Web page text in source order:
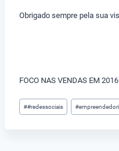
Obrigado sempre pela sua
FOCO NAS VENDAS EM 2016
Tags
do
##redessociais #